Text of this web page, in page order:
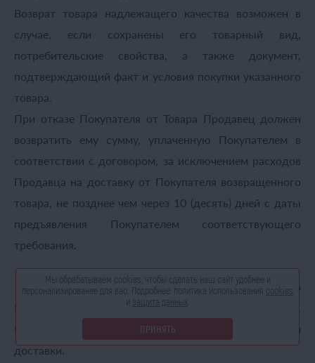
Возврат товара надлежащего качества возможен в
случае, если сохранены его товарный вид,
потребительские свойства, а также документ,
подтверждающий факт и условия покупки указанного
товара.
При отказе Покупателя от Товара Продавец должен
возвратить ему сумму, уплаченную Покупателем в
соответствии с договором, за исключением расходов
Продавца на доставку от Покупателя возвращенного
товара, не позднее чем через 10 (десять) дней с даты
предъявления Покупателем соответствующего
требования.
10.1.2. В случае отказа от Товара, доставленного
Продавцом с нарушениями (неверный размер, цвет),
Покупатель освобождается от оплаты стоимости
доставки.
Мы обрабатываем cookies, чтобы сделать наш сайт удобнее и
персонализированее для вас. Подробнее: политика использования cookies
и защита данных
ПРИНЯТЬ